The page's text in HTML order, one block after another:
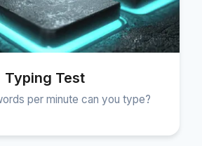
Typing Test
per minute can you type?